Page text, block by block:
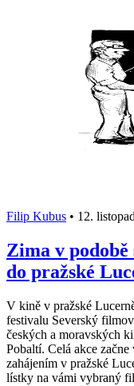
Filip Kubus • 12.
Zima v
do pražské
V kině v pražské
festivalu Severský
českých a moravských
Pobaltí. Celá akce
zahájením v pražské
lístky na vámi vybraný